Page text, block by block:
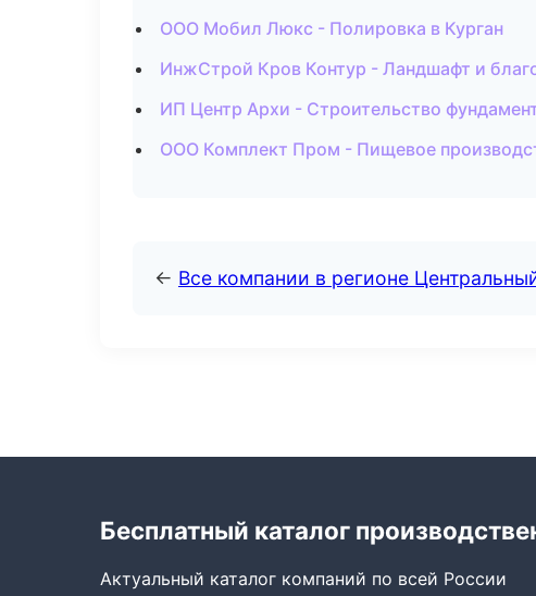
ООО Мобил Люкс - Полировка в Курган
ИнжСтрой Кров Контур - Ландшафт и
ИП Центр Архи - Строительство
ООО Комплект Пром - Пищевое
← Все компании в регионе
Бесплатный каталог
Актуальный каталог компаний по всей России